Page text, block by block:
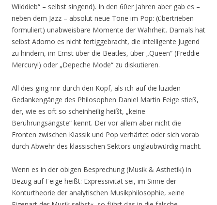
Wilddieb“ – selbst singend). In den 60er Jahren aber gab es –
neben dem Jazz – absolut neue Töne im Pop: (übertrieben
formuliert) unabweisbare Momente der Wahrheit. Damals hat
selbst Adorno es nicht fertiggebracht, die intelligente Jugend
zu hindern, im Ernst über die Beatles, über „Queen“ (Freddie
Mercury!) oder „Depeche Mode“ zu diskutieren.
All dies ging mir durch den Kopf, als ich auf die luziden
Gedankengänge des Philosophen Daniel Martin Feige stieß,
der, wie es oft so scheinheilig heißt, „keine
Berührungsängste“ kennt. Der vor allem aber nicht die
Fronten zwischen Klassik und Pop verhärtet oder sich vorab
durch Abwehr des klassischen Sektors unglaubwürdig macht.
Wenn es in der obigen Besprechung (Musik & Ästhetik) in
Bezug auf Feige heißt: Expressivität sei, im Sinne der
Konturtheorie der analytischen Musikphilosophie, »eine